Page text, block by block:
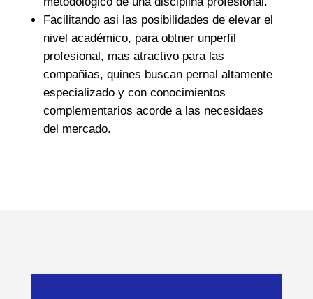
Facilitando asi las posibilidades de elevar el
nivel académico, para obtner unperfil
profesional, mas atractivo para las
compañias, quines buscan pernal altamente
especializado y con conocimientos
complementarios acorde a las necesidaes
del mercado.